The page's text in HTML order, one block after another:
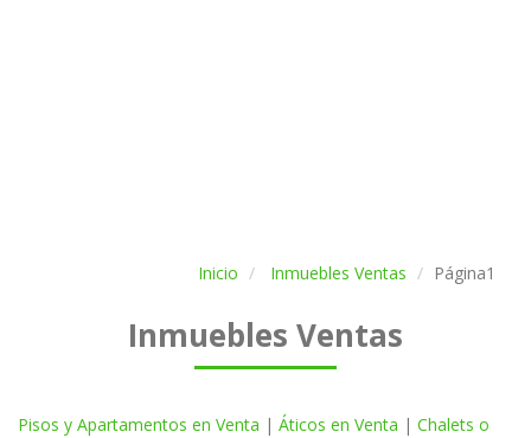
Inicio Inmuebles Ventas Página1
Inmuebles Ventas
Pisos y Apartamentos en Venta | Áticos en Venta | Chalets o